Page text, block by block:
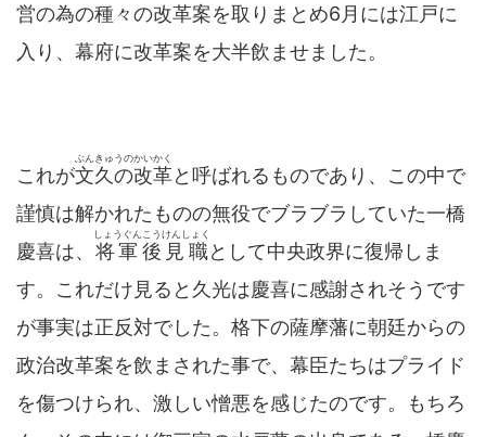
営の為の種々の改革案を取りまとめ6月には江戸に
入り、幕府に改革案を大半飲ませました。
これが文久の改革
ぶんきゅうのかいかく
と呼ばれるものであり、この中で
謹慎は解かれたものの無役でブラブラしていた一橋
慶喜は、 将軍後見職
しょうぐんこうけんしょく
として中央政界に復帰しま
す。これだけ見ると久光は慶喜に感謝されそうです
が事実は正反対でした。格下の薩摩藩に朝廷からの
政治改革案を飲まされた事で、幕臣たちはプライド
を傷つけられ、激しい憎悪を感じたのです。もちろ